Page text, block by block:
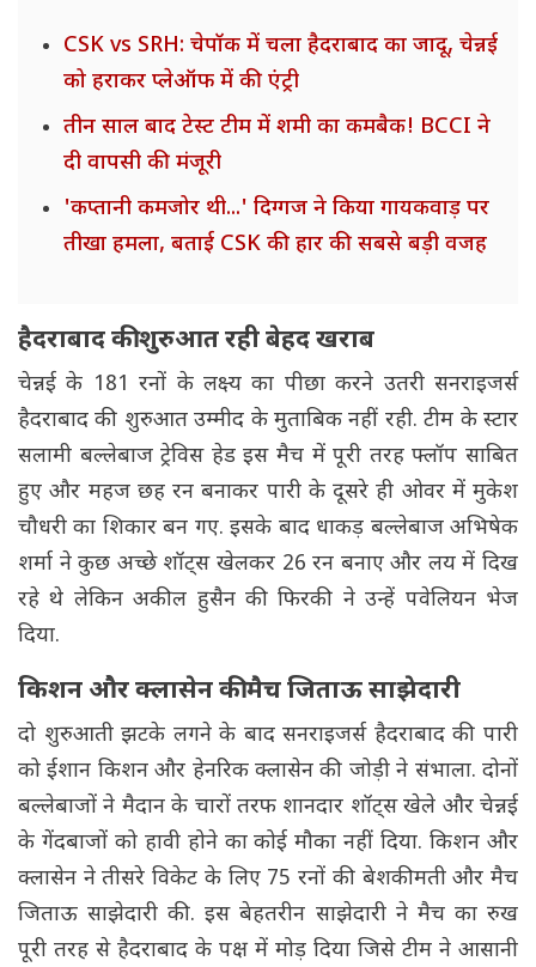
CSK vs SRH: चेपॉक में चला हैदराबाद का जादू, चेन्नई
को हराकर प्लेऑफ में की एंट्री
तीन साल बाद टेस्ट टीम में शमी का कमबैक! BCCI ने
दी वापसी की मंजूरी
'कप्तानी कमजोर थी...' दिग्गज ने किया गायकवाड़ पर
तीखा हमला, बताई CSK की हार की सबसे बड़ी वजह
हैदराबाद की शुरुआत रही बेहद खराब
चेन्नई के 181 रनों के लक्ष्य का पीछा करने उतरी सनराइजर्स
हैदराबाद की शुरुआत उम्मीद के मुताबिक नहीं रही. टीम के स्टार
सलामी बल्लेबाज ट्रेविस हेड इस मैच में पूरी तरह फ्लॉप साबित
हुए और महज छह रन बनाकर पारी के दूसरे ही ओवर में मुकेश
चौधरी का शिकार बन गए. इसके बाद धाकड़ बल्लेबाज अभिषेक
शर्मा ने कुछ अच्छे शॉट्स खेलकर 26 रन बनाए और लय में दिख
रहे थे लेकिन अकील हुसैन की फिरकी ने उन्हें पवेलियन भेज
दिया.
किशन और क्लासेन की मैच जिताऊ साझेदारी
दो शुरुआती झटके लगने के बाद सनराइजर्स हैदराबाद की पारी
को ईशान किशन और हेनरिक क्लासेन की जोड़ी ने संभाला. दोनों
बल्लेबाजों ने मैदान के चारों तरफ शानदार शॉट्स खेले और चेन्नई
के गेंदबाजों को हावी होने का कोई मौका नहीं दिया. किशन और
क्लासेन ने तीसरे विकेट के लिए 75 रनों की बेशकीमती और मैच
जिताऊ साझेदारी की. इस बेहतरीन साझेदारी ने मैच का रुख
पूरी तरह से हैदराबाद के पक्ष में मोड़ दिया जिसे टीम ने आसानी